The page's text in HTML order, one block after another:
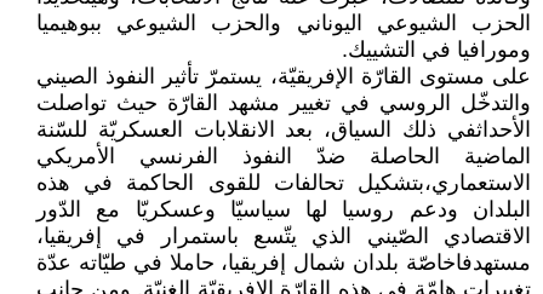
الحزب الشيوعي اليوناني والحزب الشيوعي ببوهيميا
ومورافيا في التشييك.
على مستوى القارّة الإفريقيّة، يستمرّ تأثير النفوذ الصيني
والتدخّل الروسي في تغيير مشهد القارّة حيث تواصلت
الأحداثفي ذلك السياق، بعد الانقلابات العسكريّة للسّنة
الماضية الحاصلة ضدّ النفوذ الفرنسي الأمريكي
الاستعماري،بتشكيل تحالفات للقوى الحاكمة في هذه
البلدان ودعم روسيا لها سياسيّا وعسكريّا مع الدّور
الاقتصادي الصّيني الذي يتّسع باستمرار في إفريقيا،
مستهدفاخاصّة بلدان شمال إفريقيا، حاملا في طيّاته عدّة